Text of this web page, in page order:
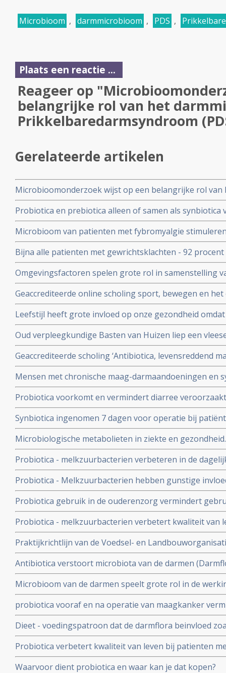
Microbioom , darmmicrobioom , PDS ,
Plaats een reactie ...
Reageer op
belangrijke rol van het
Prikkelbaredarmsyndroom
Gerelateerde artikelen
Microbioomonderzoek wijst op een belangrijke rol
Prikkelbaredarmsyndroom (PDS)
Probiotica en prebiotica alleen of samen als synbiotica
van depressie en angst bij patiënten met een
gebruiken ervan
Microbioom van patienten met fybromyalgie
darmmicrobioom van gezonde mensen vermindert
leven aanzienlijk
Bijna alle patienten met gewrichtsklachten - 92
waarbij reguliere en complementaire middelen worden
Omgevingsfactoren spelen grote rol in samenstelling
darmmicrobiota en heeft grote invloed op onze
Geaccrediteerde online scholing sport, bewegen en
en therapeuten. Data 23 mei 2024 en 4 juni 2024.
Leefstijl heeft grote invloed op onze gezondheid
wordt aangetast. Dagelijks probiotica kan helpen
Oud verpleegkundige Basten van Huizen liep een
zwaar verminkte maar met probiotica herstelde hij zo
kan doen
Geaccrediteerde scholing ‘Antibiotica, levensreddend
en 13 juni 2023 via webinar vanuit Winclove Amsterdam
Mensen met chronische maag-darmaandoeningen en
angstigheid kunnen baat hebben bij probiotica
Probiotica voorkomt en vermindert diarree
blijkt uit internationaal onderzoek.
Synbiotica ingenomen 7 dagen voor operatie bij
vermindert kans op sterfte aan infectie, geeft korter
gebruik van antibiotica copy 1
Microbiologische metabolieten in ziekte en
uitlegt van een goede darmflora en hoe je die kunt
Probiotica - melkzuurbacterien verbeteren in de
mensen, de kwaliteit van leven, minder maag-
verbetert de ontlasting
Probiotica - Melkzuurbacterien hebben gunstige
stamceltransplantatie moeten ondergaan.
Probiotica gebruik in de ouderenzorg vermindert
veel minder diarree aldus een proefproject van de
Probiotica - melkzuurbacterien verbetert kwaliteit van
hebben van hooikoorts
Praktijkrichtlijn van de Voedsel- en
WHO - de Wereldgezondheidsorganisatie voor
darmproblemen
Antibiotica verstoort microbiota van de darmen
kan de darmflora al ernstig verstoren. Regelmatig
chronische schade toebrengen
Microbioom van de darmen speelt grote rol in de
immuunsysteem. Verbeteren van het microbioom kan
verschillende vormen van kanker
probiotica vooraf en na operatie van maagkanker
herstelt darmflora sneller en beter in vergelijking met
Dieet - voedingspatroon dat de darmflora beinvloed
invloed op aanslaan van immuuntherapie met anti-PD
Probiotica verbetert kwaliteit van leven bij patienten
prikkelbare darm
Waarvoor dient probiotica en waar kan je dat kopen?